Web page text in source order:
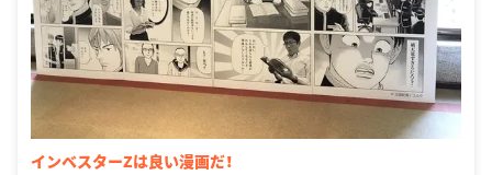
インベスターZは良い漫画だ！